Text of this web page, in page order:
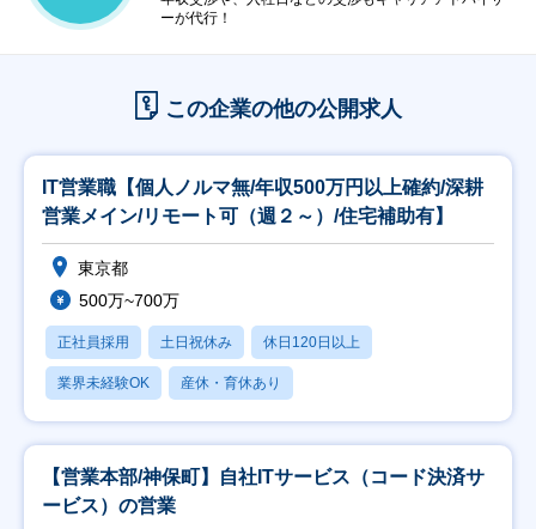
ーが代行！
この企業の他の公開求人
IT営業職【個人ノルマ無/年収500万円以上確約/深耕
営業メイン/リモート可（週２～）/住宅補助有】
東京都
500万~700万
正社員採用 土日祝休み 休日120日以上
業界未経験OK 産休・育休あり
【営業本部/神保町】自社ITサービス（コード決済サ
ービス）の営業